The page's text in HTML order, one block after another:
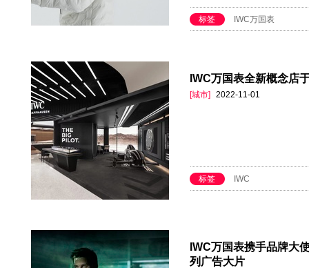
标签 IWC万国表
IWC万国表全新概念店
[城市] 2022-11-01
标签 IWC
IWC万国表携手品牌大
列广告大片